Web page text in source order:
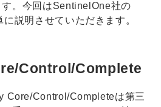
す。今回はSentinelOne社の
説明させていただきます。
Control/Complete
Core/Control/Completeは第三